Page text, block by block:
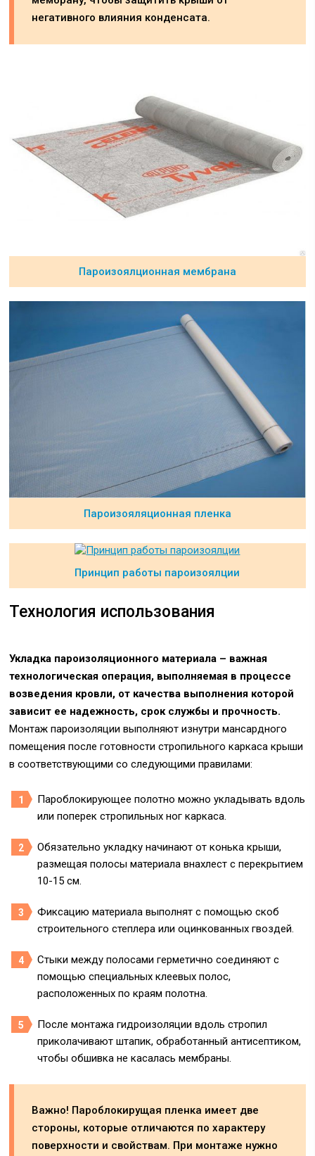
негативного влияния конденсата.
Пароизоялционная мембрана
Пароизояляционная пленка
Принцип работы пароизоялции
Технология использования
Укладка пароизоляционного материала – важная
технологическая операция, выполняемая в процессе
возведения кровли, от качества выполнения которой
зависит ее надежность, срок службы и прочность.
Монтаж пароизоляции выполняют изнутри мансардного
помещения после готовности стропильного каркаса крыши
в соответствующими со следующими правилами:
Пароблокирующее полотно можно укладывать вдоль
или поперек стропильных ног каркаса.
Обязательно укладку начинают от конька крыши,
размещая полосы материала внахлест с перекрытием
10-15 см.
Фиксацию материала выполнят с помощью скоб
строительного степлера или оцинкованных гвоздей.
Стыки между полосами герметично соединяют с
помощью специальных клеевых полос,
расположенных по краям полотна.
После монтажа гидроизоляции вдоль стропил
приколачивают штапик, обработанный антисептиком,
чтобы обшивка не касалась мембраны.
Важно! Пароблокирущая пленка имеет две
стороны, которые отличаются по характеру
поверхности и свойствам. При монтаже нужно